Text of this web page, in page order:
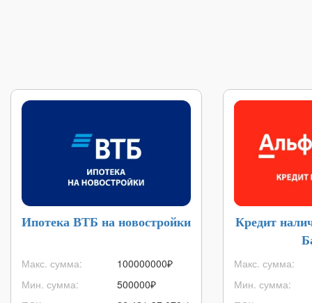
Ипотека ВТБ на новостройки
Макс. сумма:
Мин. сумма:
100000000₽
500000₽
Кредит
Макс. сумма:
Мин. сумма: